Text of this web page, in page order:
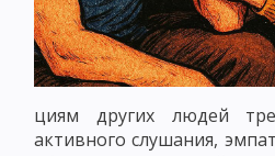
циям других людей
активного слушания,